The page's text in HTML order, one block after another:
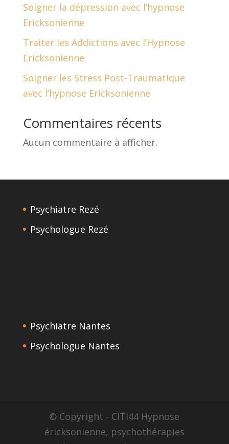
Soigner la dépression avec l’hypnose
Ericksonienne
Traiter les Addictions avec l’Hypnose
Ericksonienne
Soigner les Stress Post-Traumatique
avec l’hypnose Ericksonienne
Commentaires récents
Aucun commentaire à afficher.
Psychiatre Rezé
Psychologue Rezé
Psychiatre Nantes
Psychologue Nantes
© Copyright - CITI44 Hypnose
éricksonienne, psychothérapies